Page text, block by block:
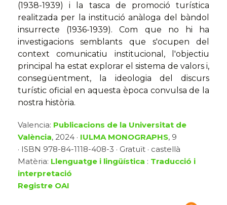
(1938-1939) i la tasca de promoció turística
realitzada per la institució anàloga del bàndol
insurrecte (1936-1939). Com que no hi ha
investigacions semblants que s'ocupen del
context comunicatiu institucional, l'objectiu
principal ha estat explorar el sistema de valors i,
consegüentment, la ideologia del discurs
turístic oficial en aquesta època convulsa de la
nostra història.
Valencia: Publicacions de la Universitat de
València, 2024 · IULMA MONOGRAPHS, 9
· ISBN 978-84-1118-408-3 · Gratuït · castellà
Matèria: Llenguatge i lingüística : Traducció i
interpretació
Registre OAI